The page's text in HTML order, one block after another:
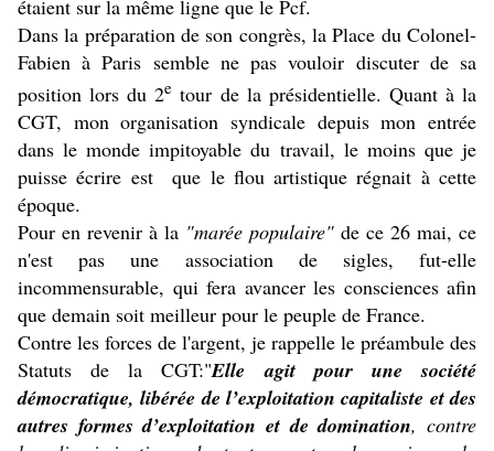
étaient sur la même ligne que le Pcf.
Dans la préparation de son congrès, la Place du Colonel-
Fabien à Paris semble ne pas vouloir discuter de sa
position lors du 2e tour de la présidentielle. Quant à la
CGT, mon organisation syndicale depuis mon entrée
dans le monde impitoyable du travail, le moins que je
puisse écrire est que le flou artistique régnait à cette
époque.
Pour en revenir à la "marée populaire" de ce 26 mai, ce
n'est pas une association de sigles, fut-elle
incommensurable, qui fera avancer les consciences afin
que demain soit meilleur pour le peuple de France.
Contre les forces de l'argent, je rappelle le préambule des
Statuts de la CGT:"Elle agit pour une société
démocratique, libérée de l’exploitation capitaliste et des
autres formes d’exploitation et de domination, contre